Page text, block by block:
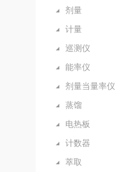
剂量
计量
巡测仪
能率仪
剂量当量率仪
蒸馏
电热板
计数器
萃取